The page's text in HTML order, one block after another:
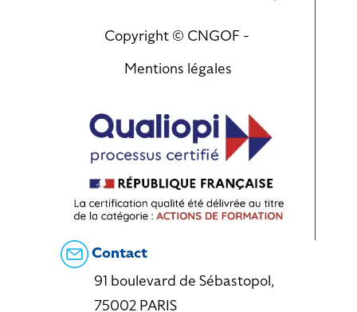
Copyright © CNGOF -
Mentions légales
Contact
91 boulevard de Sébastopol,
75002 PARIS